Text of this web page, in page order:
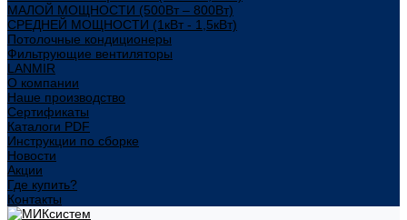
МАЛОЙ МОЩНОСТИ (500Вт – 800Вт)
СРЕДНЕЙ МОЩНОСТИ (1кВт - 1,5кВт)
Потолочные кондиционеры
Фильтрующие вентиляторы
LANMIR
О компании
Наше производство
Сертификаты
Каталоги PDF
Инструкции по сборке
Новости
Акции
Где купить?
Контакты